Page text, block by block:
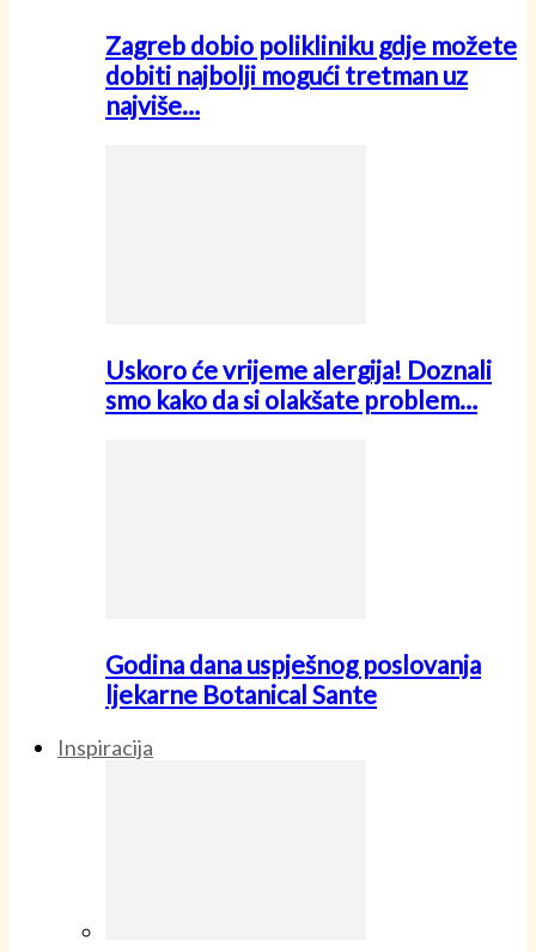
Zagreb dobio polikliniku gdje možete
dobiti najbolji mogući tretman uz
najviše…
Uskoro će vrijeme alergija! Doznali
smo kako da si olakšate problem…
Godina dana uspješnog poslovanja
ljekarne Botanical Sante
Inspiracija